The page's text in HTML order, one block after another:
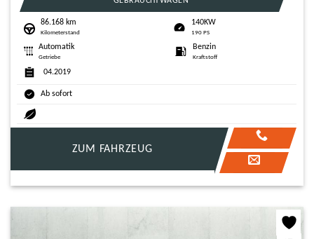
86.168 km
Kilometerstand
140KW
190 PS
Automatik
Getriebe
Benzin
Kraftstoff
04.2019
Ab sofort
ZUM FAHRZEUG